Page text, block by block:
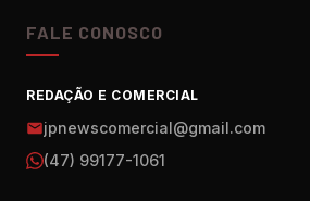
FALE CONOSCO
REDAÇÃO E COMERCIAL
jpnewscomercial@gmail.com
(47) 99177-1061